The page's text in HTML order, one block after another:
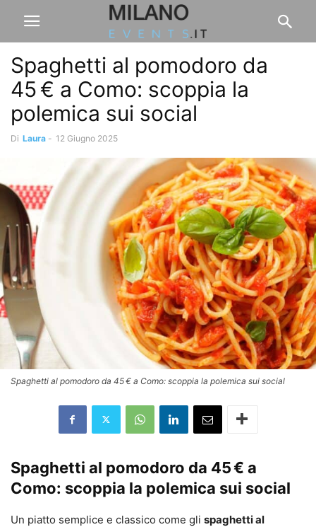
Spaghetti al pomodoro da
45 € a Como: scoppia la
polemica sui social
Di Laura - 12 Giugno 2025
Spaghetti al pomodoro da 45 € a Como: scoppia la polemica sui social
Spaghetti al pomodoro da 45 € a
Como: scoppia la polemica sui social
Un piatto semplice e classico come gli spaghetti al